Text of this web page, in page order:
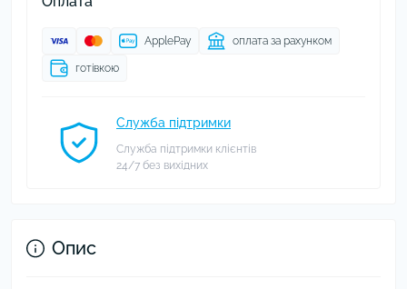
ApplePay оплата за рахунком
готівкою
Служба підтримки
Служба підтримки клієнтів
24/7 без вихідних
Опис